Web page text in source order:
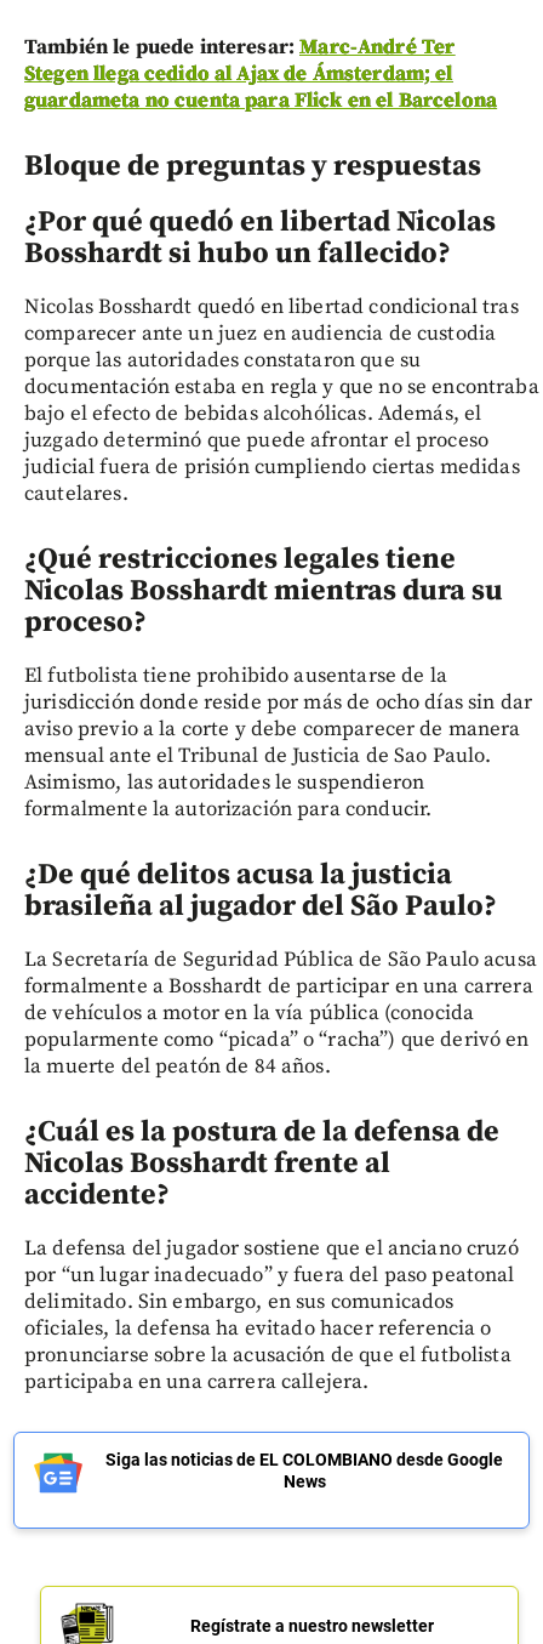
También le puede interesar:Marc-André Ter
Stegen llega cedido al Ajax de Ámsterdam; el
guardameta no cuenta para Flick en el Barcelona
Bloque de preguntas y respuestas
¿Por qué quedó en libertad Nicolas
Bosshardt si hubo un fallecido?
Nicolas Bosshardt quedó en libertad condicional tras
comparecer ante un juez en audiencia de custodia
porque las autoridades constataron que su
documentación estaba en regla y que no se encontraba
bajo el efecto de bebidas alcohólicas. Además, el
juzgado determinó que puede afrontar el proceso
judicial fuera de prisión cumpliendo ciertas medidas
cautelares.
¿Qué restricciones legales tiene
Nicolas Bosshardt mientras dura su
proceso?
El futbolista tiene prohibido ausentarse de la
jurisdicción donde reside por más de ocho días sin dar
aviso previo a la corte y debe comparecer de manera
mensual ante el Tribunal de Justicia de Sao Paulo.
Asimismo, las autoridades le suspendieron
formalmente la autorización para conducir.
¿De qué delitos acusa la justicia
brasileña al jugador del São Paulo?
La Secretaría de Seguridad Pública de São Paulo acusa
formalmente a Bosshardt de participar en una carrera
de vehículos a motor en la vía pública (conocida
popularmente como “picada” o “racha”) que derivó en
la muerte del peatón de 84 años.
¿Cuál es la postura de la defensa de
Nicolas Bosshardt frente al
accidente?
La defensa del jugador sostiene que el anciano cruzó
por “un lugar inadecuado” y fuera del paso peatonal
delimitado. Sin embargo, en sus comunicados
oficiales, la defensa ha evitado hacer referencia o
pronunciarse sobre la acusación de que el futbolista
participaba en una carrera callejera.
Siga las noticias de EL COLOMBIANO desde Google
News
Regístrate a nuestro newsletter